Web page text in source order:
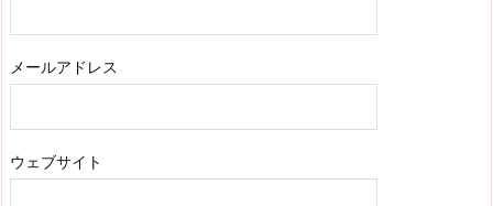
メールアドレス
ウェブサイト